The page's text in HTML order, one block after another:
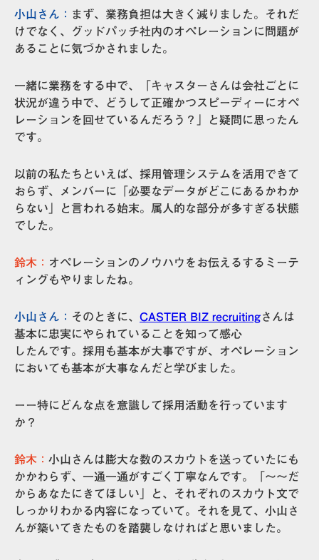
小山さん： まず、 業務負担は大きく減りました。
それだ
けでなく、グッドパッチ社内のオペレーションに問題が
あることに気づかされました。
一緒に業務をする中で、「キャスターさんは会社ごとに
状況が違う中で、どうして正確かつスピーディーにオペ
レーションを回せているんだろう？」と疑問に思ったん
です。
以前の私たちといえば、採用管理システムを活用できて
おらず、メンバーに「必要なデータがどこにあるかわか
らない」と言われる始末。属人的な部分が多すぎる状態
でした。
鈴木： オペレーションのノウハウをお伝えるするミーテ
ィングもやりましたね。
小山さん： そのときに、 CASTER BIZ recruitingさんは
基本に忠実にやられていることを知って感心
したんです。採用も基本が大事ですが、オペレーション
においても基本が大事なんだと学びました。
ーー特にどんな点を意識して採用活動を行っています
か？
鈴木： 小山さんは膨大な数のスカウトを送っていたにも
かかわらず、一通一通がすごく丁寧なんです。「～～だ
からあなたにきてほしい」と、それぞれのスカウト文で
しっかりわかる内容になっていて。それを見て、小山さ
んが築いてきたものを踏襲しなければと思いました。